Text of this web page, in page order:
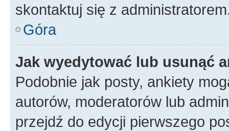
skontaktuj się z
Góra
Jak wyedytować lub usunąć
Podobnie jak posty, ankiety
autorów, moderatorów lub
przejdź do edycji pierwszego